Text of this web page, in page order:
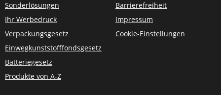
Sonderlösungen
Ihr Werbedruck
Verpackungsgesetz
Einwegkunststofffondsgesetz
Batteriegesetz
Produkte von A-Z
Barrierefreiheit
Impressum
Cookie-Einstellungen